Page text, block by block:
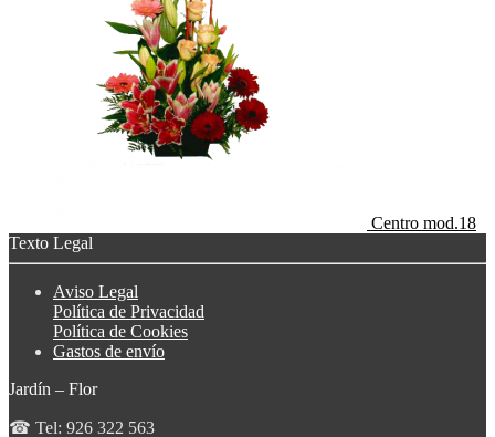
Centro mod.18
Texto Legal
Aviso Legal
Política de Privacidad
Política de Cookies
Gastos de envío
Jardín – Flor
☎ Tel: 926 322 563